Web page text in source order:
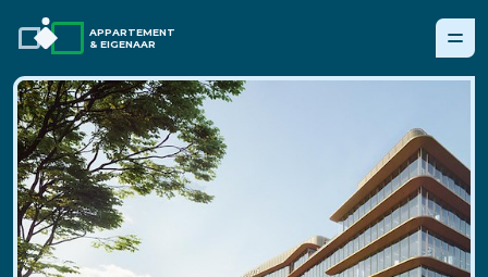
APPARTEMENT
& EIGENAAR